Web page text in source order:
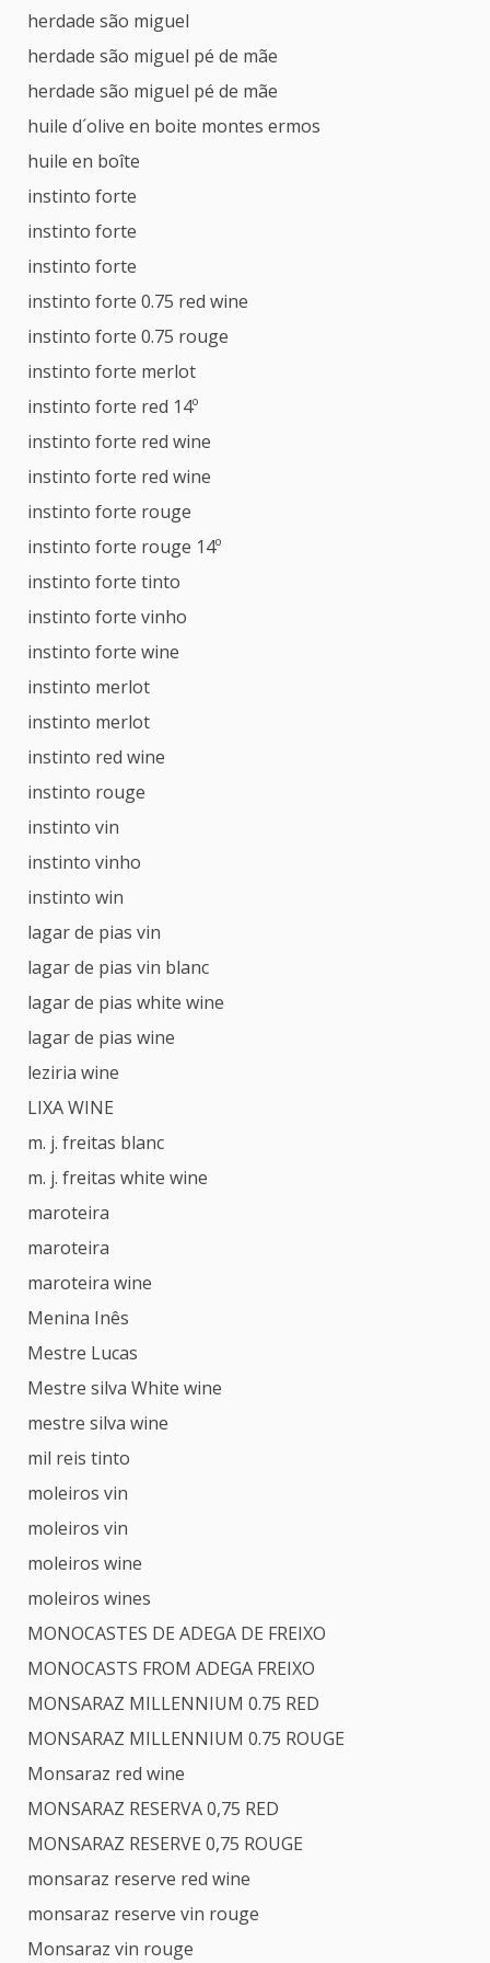
herdade são miguel
herdade são miguel pé de mãe
herdade são miguel pé de mãe
huile d´olive en boite montes ermos
huile en boîte
instinto forte
instinto forte
instinto forte
instinto forte 0.75 red wine
instinto forte 0.75 rouge
instinto forte merlot
instinto forte red 14º
instinto forte red wine
instinto forte red wine
instinto forte rouge
instinto forte rouge 14º
instinto forte tinto
instinto forte vinho
instinto forte wine
instinto merlot
instinto merlot
instinto red wine
instinto rouge
instinto vin
instinto vinho
instinto win
lagar de pias vin
lagar de pias vin blanc
lagar de pias white wine
lagar de pias wine
leziria wine
LIXA WINE
m. j. freitas blanc
m. j. freitas white wine
maroteira
maroteira
maroteira wine
Menina Inês
Mestre Lucas
Mestre silva White wine
mestre silva wine
mil reis tinto
moleiros vin
moleiros vin
moleiros wine
moleiros wines
MONOCASTES DE ADEGA DE FREIXO
MONOCASTS FROM ADEGA FREIXO
MONSARAZ MILLENNIUM 0.75 RED
MONSARAZ MILLENNIUM 0.75 ROUGE
Monsaraz red wine
MONSARAZ RESERVA 0,75 RED
MONSARAZ RESERVE 0,75 ROUGE
monsaraz reserve red wine
monsaraz reserve vin rouge
Monsaraz vin rouge